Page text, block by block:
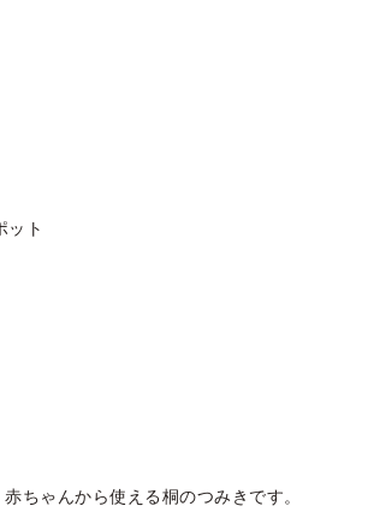
ト
ちゃんから使える桐のつみきです。